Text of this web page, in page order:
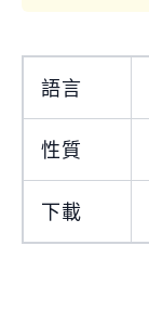
語言
性質
下載